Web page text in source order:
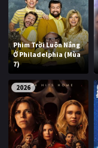
Phim Trời Luôn Nắng
Ở Philadelphia (Mùa
7)
2026